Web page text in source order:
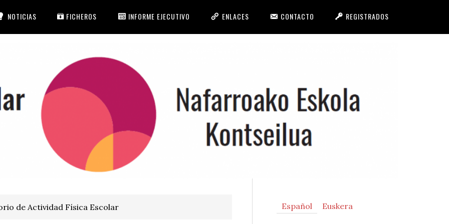
NOTICIAS FICHEROS INFORME EJECUTIVO ENLACES CONTACTO REGISTRADOS
de Actividad Física Escolar
Primary
Español Euskera